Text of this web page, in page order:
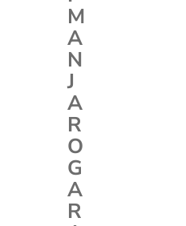
M
A
N
J
A
R
O
G
A
R